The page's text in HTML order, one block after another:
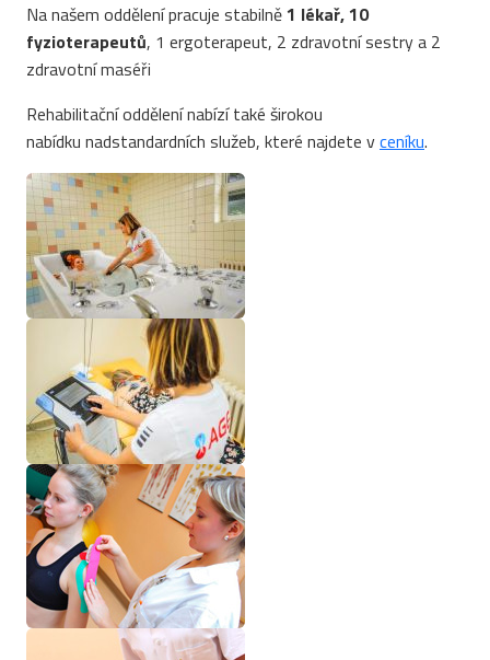
Na našem oddělení pracuje stabilně 1 lékař, 10
fyzioterapeutů, 1 ergoterapeut, 2 zdravotní sestry a 2
zdravotní maséři
Rehabilitační oddělení nabízí také širokou
nabídku nadstandardních služeb, které najdete vceníku.